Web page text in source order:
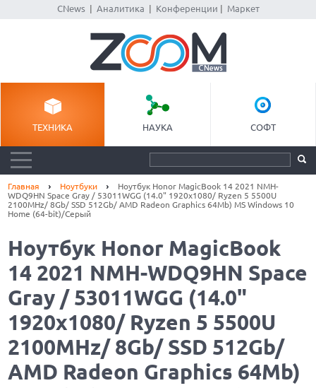
CNews| Аналитика Конференции Маркет
ТЕХНИКА НАУКА СОФТ
Главная Ноутбуки
Ноутбук Honor MagicBook 14 2021 NMH-
WDQ9HN Space Gray / 53011WGG (14.0" 1920x1080/ Ryzen 5 5500U
2100MHz/ 8Gb/ SSD 512Gb/ AMD Radeon Graphics 64Mb) MS Windows 10
Home (64-bit)/Серый
Ноутбук Honor MagicBook
14 2021 NMH-WDQ9HN Space
Gray / 53011WGG (14.0"
1920x1080/ Ryzen 5 5500U
2100MHz/ 8Gb/ SSD 512Gb/
AMD Radeon Graphics 64Mb)